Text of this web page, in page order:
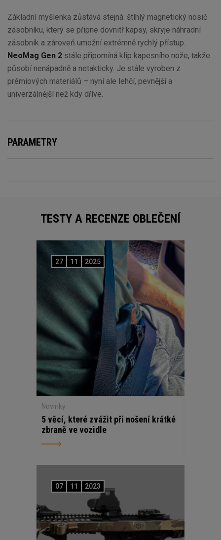
Základní myšlenka zůstává stejná: štíhlý magnetický nosič
zásobníku, který se připne dovnitř kapsy, skryje náhradní
zásobník a zároveň umožní extrémně rychlý přístup.
NeoMag Gen 2 stále připomíná klip kapesního nože, takže
působí nenápadně a netakticky. Je stále vyroben z
prémiových materiálů – nyní ale lehčí, pevnější a
univerzálnější než kdy dříve.
PARAMETRY
TESTY A RECENZE OBLEČENÍ
27 11 2025
Novinky
5 věcí, které zvážit při nošení krátké
zbraně ve vozidle
07 11 2023